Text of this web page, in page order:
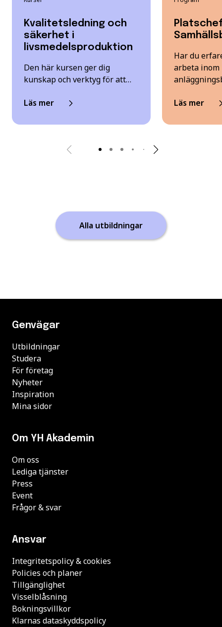
Kvalitetsledning och
säkerhet i
livsmedelsproduktion
Den här kursen ger dig
kunskap och verktyg för att…
Läs mer
Har du
arbeta inom
Läs mer
Alla utbildningar
Genvägar
Utbildningar
Studera
För företag
Nyheter
Inspiration
Mina sidor
Om YH Akademin
Om oss
Lediga tjänster
Press
Event
Frågor & svar
Ansvar
Integritetspolicy & cookies
Policies och planer
Tillgänglighet
Visselblåsning
Bokningsvillkor
Klarnas dataskyddspolicy